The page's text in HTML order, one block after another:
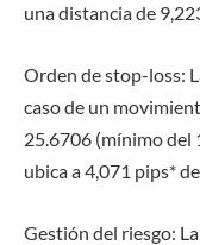
una distancia de
Orden de stop-loss:
caso de un
25.6706 (mínimo del
ubica a4,071 pips*
Gestión del riesgo: